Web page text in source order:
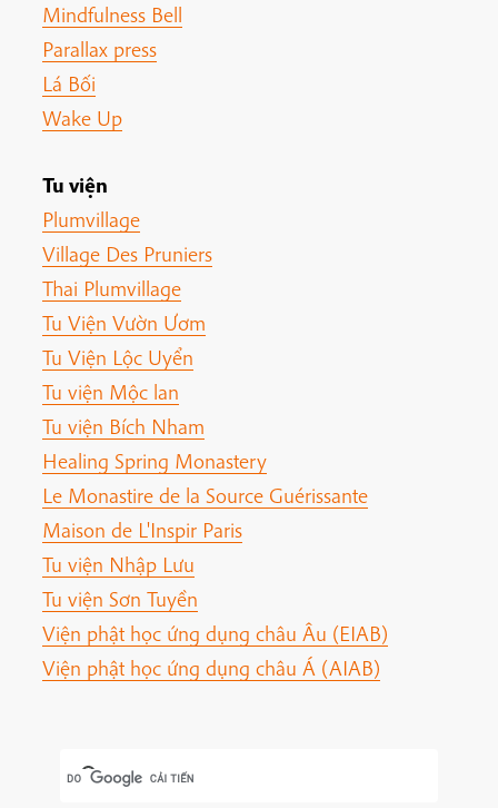
Mindfulness Bell
Parallax press
Lá Bối
Wake Up
Tu viện
Plumvillage
Village Des Pruniers
Thai Plumvillage
Tu Viện Vườn Ươm
Tu Viện Lộc Uyển
Tu viện Mộc lan
Tu viện Bích Nham
Healing Spring Monastery
Le Monastire de la Source Guérissante
Maison de L'Inspir Paris
Tu viện Nhập Lưu
Tu viện Sơn Tuyền
Viện phật học ứng dụng châu Âu (EIAB)
Viện phật học ứng dụng châu Á (AIAB)